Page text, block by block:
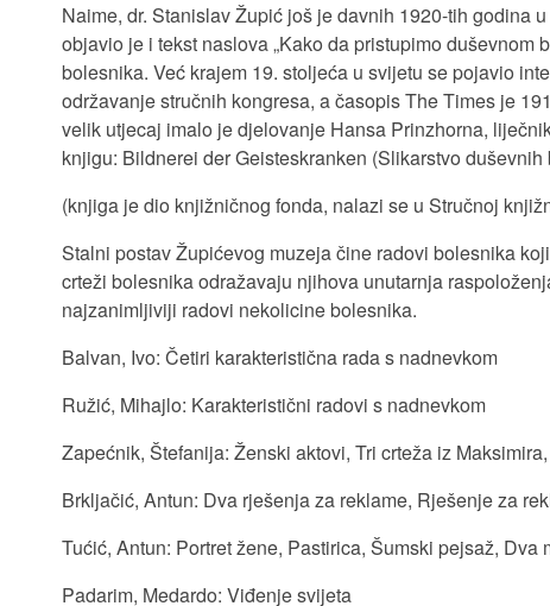
Naime, dr. Stanislav Župić još je davnih 1920-tih godina
objavio je i tekst naslova „Kako da pristupimo
bolesnika. Već krajem 19. stoljeća u svijetu se pojavio
održavanje stručnih kongresa, a časopis The Times je
velik utjecaj imalo je djelovanje Hansa Prinzhorna,
knjigu: Bildnerei der Geisteskranken (Slikarstvo duševnih
(knjiga je dio knjižničnog fonda, nalazi se u Stručnoj
Stalni postav Župićevog muzeja čine radovi bolesnika
crteži bolesnika odražavaju njihova unutarnja
najzanimljiviji radovi nekolicine bolesnika.
Balvan, Ivo: Četiri karakteristična rada s nadnevkom
Ružić, Mihajlo: Karakteristični radovi s nadnevkom
Zapećnik, Štefanija: Ženski aktovi, Tri crteža iz
Brkljačić, Antun: Dva rješenja za reklame, Rješenje za
Tućić, Antun: Portret žene, Pastirica, Šumski pejsaž, Dva
Padarim, Medardo: Viđenje svijeta